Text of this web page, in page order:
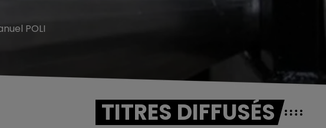
POLI
TITRES DIFFUSÉS